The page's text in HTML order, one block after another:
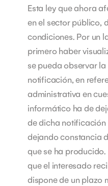
Esta ley que ahora
en el sector público,
condiciones. Por un
primero haber
se pueda observar
notificación, en
administrativa en
informático ha de
de dicha
dejando constancia
que se ha producido.
que el interesado
dispone de un plazo